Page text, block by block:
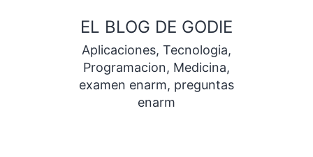
contenido
EL BLOG DE GODIE
Aplicaciones, Tecnologia,
Programacion, Medicina,
examen enarm, preguntas
enarm